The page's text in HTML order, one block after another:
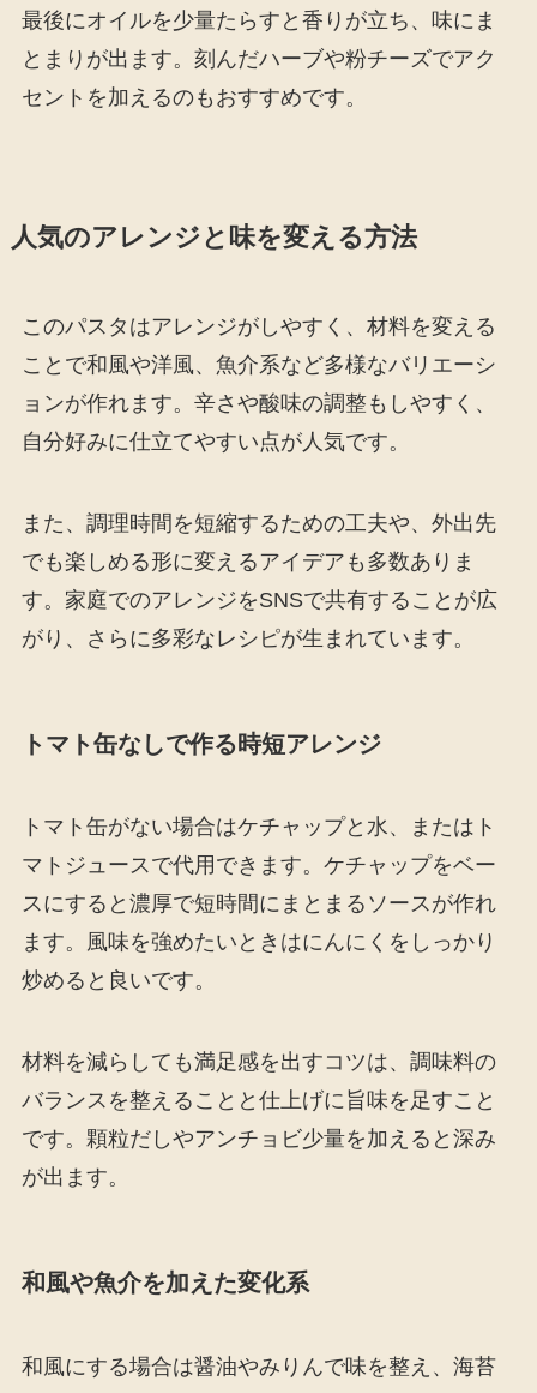
最後にオイルを少量たらすと香りが立ち、味にま
とまりが出ます。刻んだハーブや粉チーズでアク
セントを加えるのもおすすめです。
人気のアレンジと味を変える方法
このパスタはアレンジがしやすく、材料を変える
ことで和風や洋風、魚介系など多様なバリエーシ
ョンが作れます。辛さや酸味の調整もしやすく、
自分好みに仕立てやすい点が人気です。
また、調理時間を短縮するための工夫や、外出先
でも楽しめる形に変えるアイデアも多数ありま
す。家庭でのアレンジをSNSで共有することが広
がり、さらに多彩なレシピが生まれています。
トマト缶なしで作る時短アレンジ
トマト缶がない場合はケチャップと水、またはト
マトジュースで代用できます。ケチャップをベー
スにすると濃厚で短時間にまとまるソースが作れ
ます。風味を強めたいときはにんにくをしっかり
炒めると良いです。
材料を減らしても満足感を出すコツは、調味料の
バランスを整えることと仕上げに旨味を足すこと
です。顆粒だしやアンチョビ少量を加えると深み
が出ます。
和風や魚介を加えた変化系
和風にする場合は醤油やみりんで味を整え、海苔